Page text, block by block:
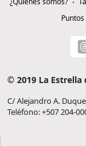
© 2019 La Estrella
C/ Alejandro A.
Teléfono: +507 204-